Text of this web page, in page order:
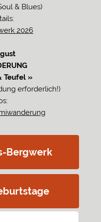
& Blues)
2026
Teufel »
erforderlich!)
Bergwerk